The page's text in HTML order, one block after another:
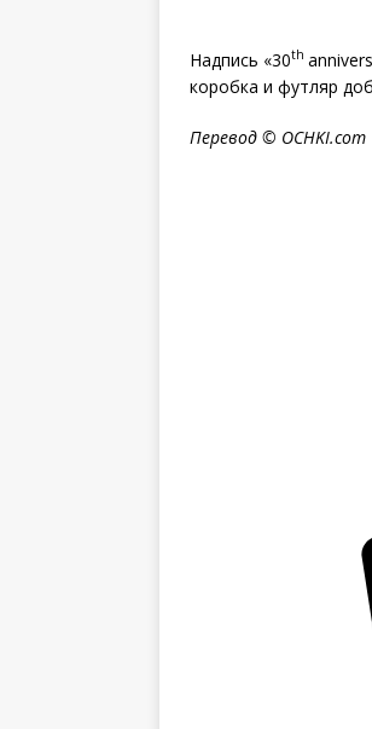
Надпись «30th
коробка и футляр
Перевод © OCHKI.com